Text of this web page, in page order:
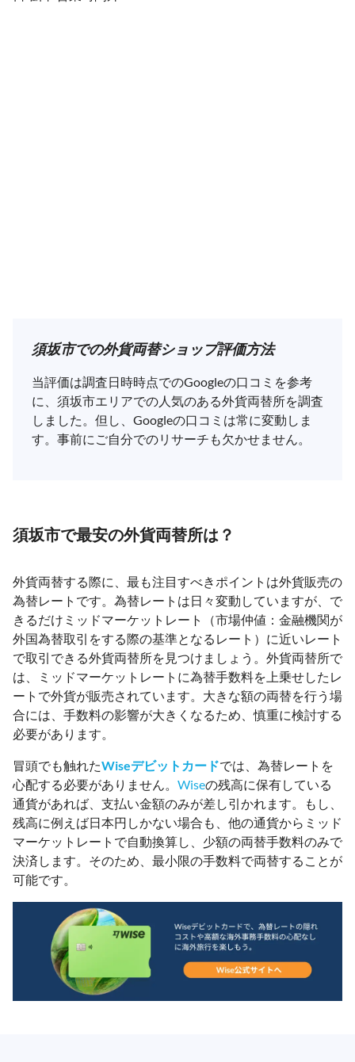
須坂市での外貨両替ショップ評価方法
当評価は調査日時時点でのGoogleの口コミを参考
に、須坂市エリアでの人気のある外貨両替所を調査
しました。但し、Googleの口コミは常に変動しま
す。事前にご自分でのリサーチも欠かせません。
須坂市で最安の外貨両替所は？
外貨両替する際に、最も注目すべきポイントは外貨販売の
為替レートです。為替レートは日々変動していますが、で
きるだけミッドマーケットレート（市場仲値：金融機関が
外国為替取引をする際の基準となるレート）に近いレート
で取引できる外貨両替所を見つけましょう。外貨両替所で
は、ミッドマーケットレートに為替手数料を上乗せしたレ
ートで外貨が販売されています。大きな額の両替を行う場
合には、手数料の影響が大きくなるため、慎重に検討する
必要があります。
冒頭でも触れたWiseデビットカードでは、為替レートを
心配する必要がありません。 Wiseの残高に保有している
通貨があれば、支払い金額のみが差し引かれます。もし、
残高に例えば日本円しかない場合も、他の通貨からミッド
マーケットレートで自動換算し、少額の両替手数料のみで
決済します。そのため、最小限の手数料で両替することが
可能です。